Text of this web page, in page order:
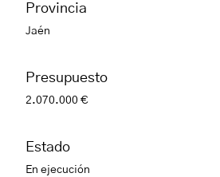
Provincia
Jaén
Presupuesto
2.070.000 €
Estado
En ejecución